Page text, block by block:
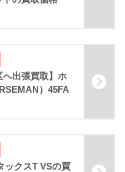
へ出張買取】ホ
）45FA
ックスT VSの買